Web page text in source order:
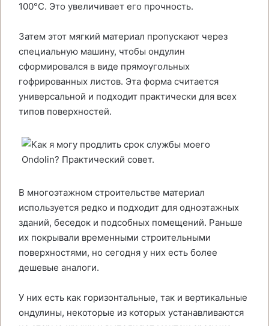
100°C. Это увеличивает его прочность.
Затем этот мягкий материал пропускают через
специальную машину, чтобы ондулин
сформировался в виде прямоугольных
гофрированных листов. Эта форма считается
универсальной и подходит практически для всех
типов поверхностей.
В многоэтажном строительстве материал
используется редко и подходит для одноэтажных
зданий, беседок и подсобных помещений. Раньше
их покрывали временными строительными
поверхностями, но сегодня у них есть более
дешевые аналоги.
У них есть как горизонтальные, так и вертикальные
ондулины, некоторые из которых устанавливаются